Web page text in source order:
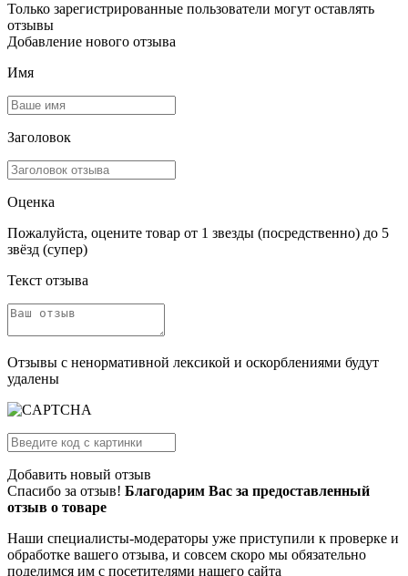
Только зарегистрированные пользователи могут оставлять
отзывы
Добавление нового отзыва
Имя
Заголовок
Оценка
Пожалуйста, оцените товар от 1 звезды (посредственно) до 5
звёзд (супер)
Текст отзыва
Отзывы с ненормативной лексикой и оскорблениями будут
удалены
Добавить новый отзыв
Спасибо за отзыв! Благодарим Вас за предоставленный
отзыв о товаре
Наши специалисты-модераторы уже приступили к проверке и
обработке вашего отзыва, и совсем скоро мы обязательно
поделимся им с посетителями нашего сайта